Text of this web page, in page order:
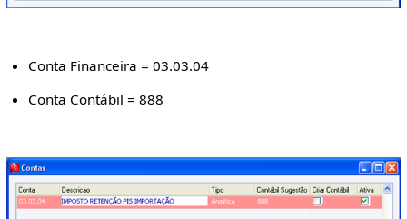
Conta Financeira = 03.03.04
Conta Contábil = 888